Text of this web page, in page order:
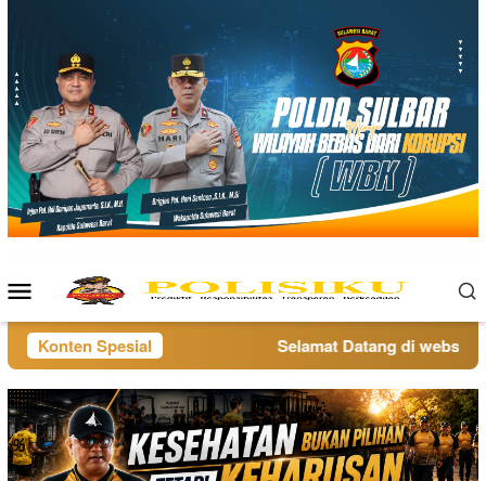
Menu
Mobile
Konten Spesial Selamat Datang di website